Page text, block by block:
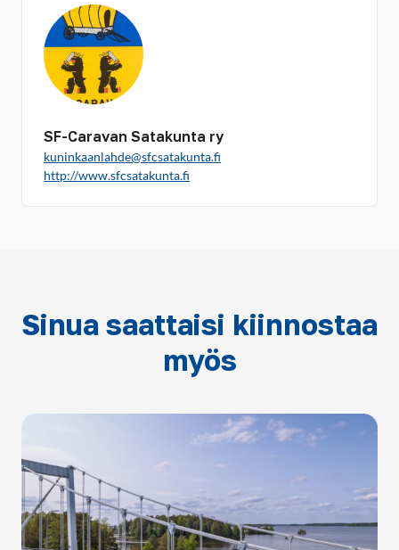
SF-Caravan Satakunta ry
kuninkaanlahde@sfcsatakunta.fi
http://www.sfcsatakunta.fi
Sinua saattaisi kiinnostaa
myös